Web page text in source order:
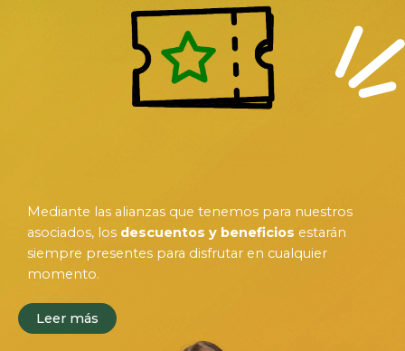
Mediante las alianzas que tenemos para nuestros
asociados, los descuentos y beneficios estarán
siempre presentes para disfrutar en cualquier
momento.
Leer más